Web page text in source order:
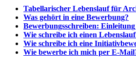
Tabellarischer Lebenslauf für
Was gehört in eine Bewerbung?
Bewerbungsschreiben: Einleitung
Wie schreibe ich einen
Wie schreibe ich eine
Wie bewerbe ich mich per E-